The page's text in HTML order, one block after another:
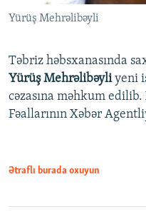
Yürüş Mehrəlibəyli
Təbriz həbsxanasında
Yürüş Mehrəlibəyliyeni
cəzasına məhkum
Fəallarının Xəbər
Ətraflı burada oxuyun